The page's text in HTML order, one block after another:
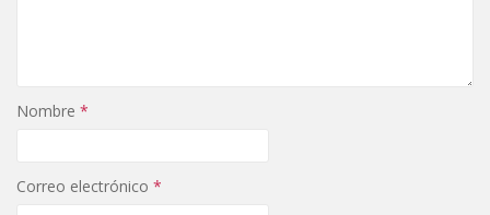
Nombre *
Correo electrónico *